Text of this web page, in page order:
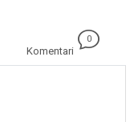
Komentari
0